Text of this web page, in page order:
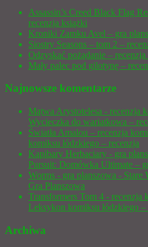
Assassin’s Creed Black Flag
recenzja książki
Kroniki Zamku Avel – gra
Siostry Seasons – tom 2 –
Odzyskać pożądanie –
Mały palec pod gilotynę –
Najnowsze komentarze
Mątwa Arystotelesa - recenzja
Wycieczka do wariatkowa –
Światła Amalou – recenzja
komiksu łódzkiego – recenzja
Kapibary Herbaciary - gra
Pursuit: Domówka Ultimate –
Worms - gra planszowa - Stare
Gra Planszowa
Transformers Tom 4 - recenzja
Leksykon komiksu łódzkiego –
Archiwa